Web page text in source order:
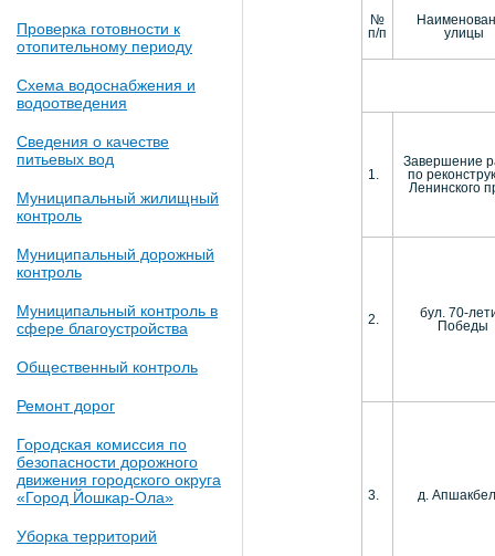
Проверка готовности к
отопительному периоду
Схема водоснабжения и
водоотведения
Сведения о качестве
питьевых вод
Муниципальный жилищный
контроль
Муниципальный дорожный
контроль
Муниципальный контроль в
сфере благоустройства
Общественный контроль
Ремонт дорог
Городская комиссия по
безопасности дорожного
движения городского округа
«Город Йошкар-Ола»
Уборка территорий
№
п/п
улицы
1.
Завершение
по
Ленинского
2.
бул. 70-
Победы
3. д.